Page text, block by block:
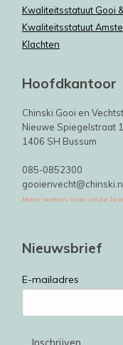
Kwaliteitsstatuut Gooi
Kwaliteitsstatuut
Klachten
Hoofdkantoor
Chinski Gooi en
Nieuwe Spiegelstraat
1406 SH Bussum
085-0852300
Meer weten over onze
Nieuwsbrief
E-mailadres